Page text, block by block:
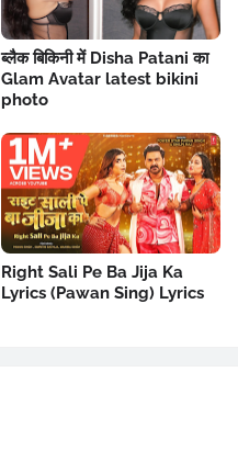
ब्लैक बिकिनी में Disha Patani का
Glam Avatar latest bikini
photo
Right Sali Pe Ba Jija Ka
Lyrics (Pawan Sing) Lyrics